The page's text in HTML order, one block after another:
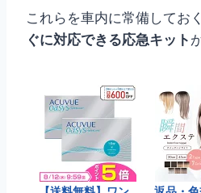
これらを車内に常備してお
ぐに対応できる応急キット